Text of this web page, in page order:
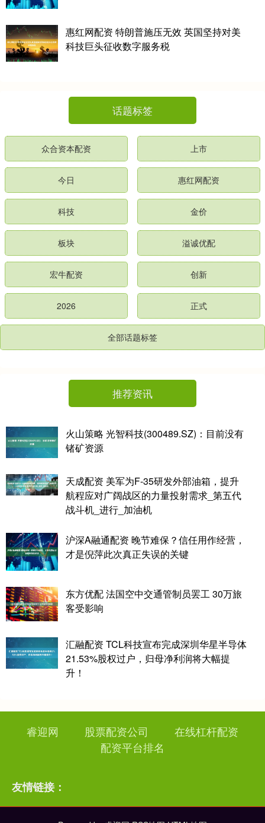
惠红网配资 特朗普施压无效 英国坚持对美
科技巨头征收数字服务税
话题标签
众合资本配资 上市
今日 惠红网配资
科技 金价
板块 溢诚优配
宏牛配资 创新
2026 正式
全部话题标签
推荐资讯
火山策略 光智科技(300489.SZ)：目前没有
锗矿资源
天成配资 美军为F-35研发外部油箱，提升
航程应对广阔战区的力量投射需求_第五代
战斗机_进行_加油机
沪深A融通配资 晚节难保？信任用作经营，
才是倪萍此次真正失误的关键
东方优配 法国空中交通管制员罢工 30万旅
客受影响
汇融配资 TCL科技宣布完成深圳华星半导体
21.53%股权过户，归母净利润将大幅提
升！
睿迎网 股票配资公司
在线杠杆配资
配资平台排名
友情链接：